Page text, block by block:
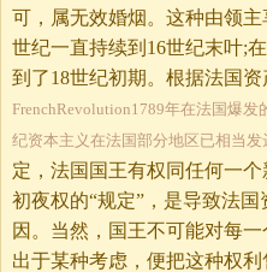
可，属无效婚烟。这种由领
世纪一直持续到16世纪末叶;
到了18世纪初期。根据法国
FrenchRevolution1789年在法国爆
纪资本主义在法国部分地区已相当
定，法国国王有权同任何一
初夜权的“规定”，是导致法
因。当然，国王不可能对每
出于某种考虑，便把这种权